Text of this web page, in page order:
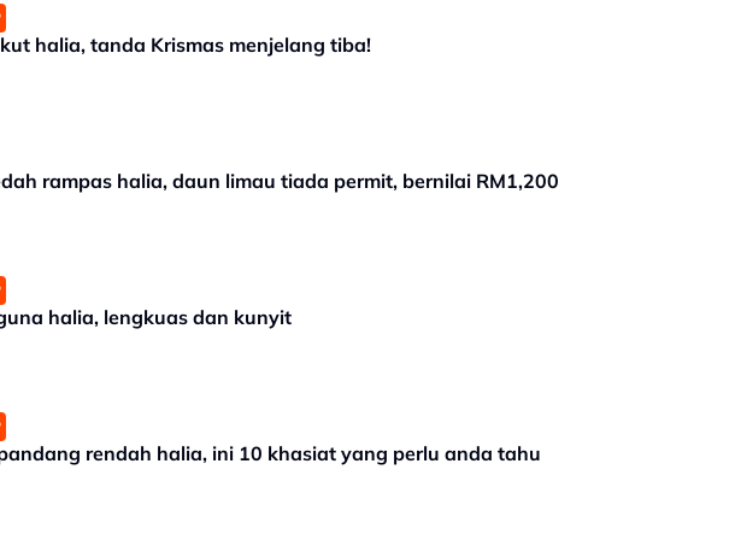
halia, tanda Krismas menjelang tiba!
rampas halia, daun limau tiada permit, bernilai RM1,200
halia, lengkuas dan kunyit
rendah halia, ini 10 khasiat yang perlu anda tahu